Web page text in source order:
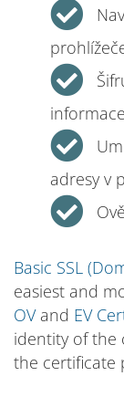
adresy v
Basic SSL
easiest and
OVand EV
identity of the
the certificate